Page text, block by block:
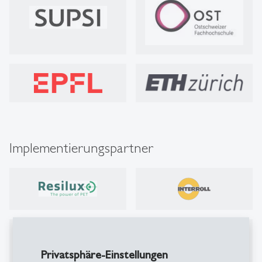
Privatsphäre-Einstellungen
Implementierungspartner